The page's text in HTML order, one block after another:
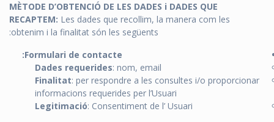
MÈTODE D’OBTENCIÓ DE LES DADES i DADES QUE
RECAPTEM: Les dades que recollim, la manera com les
obtenim i la finalitat són les següents:
Formulari de contacte:
Dades requerides: nom, email
Finalitat: per respondre a les consultes i/o proporcionar
informacions requerides per l’Usuari
Legitimació: Consentiment de l’ Usuari